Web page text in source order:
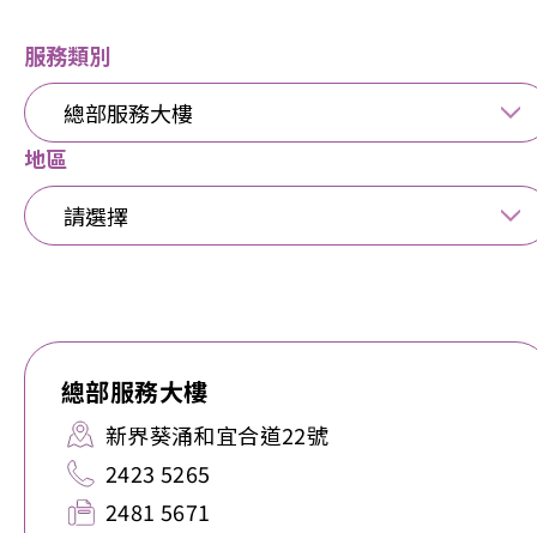
服務類別
總部服務大樓
地區
請選擇
總部服務大樓
新界葵涌和宜合道22號
2423 5265
2481 5671